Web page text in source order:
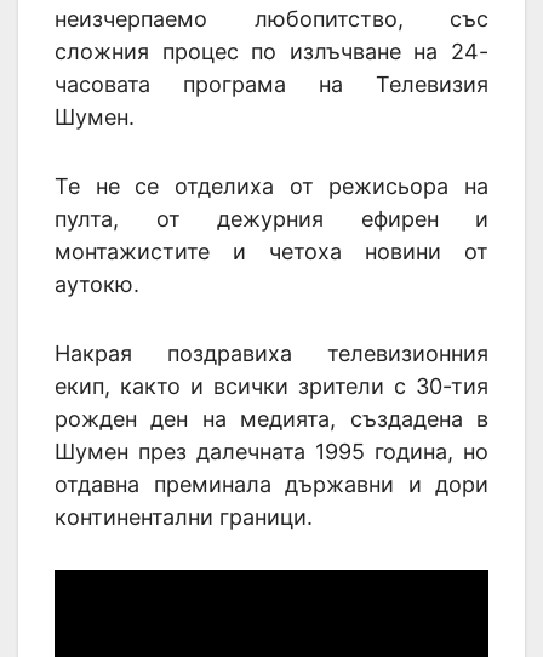
неизчерпаемо любопитство, със
сложния процес по излъчване на 24-
часовата програма на Телевизия
Шумен.
Те не се отделиха от режисьора на
пулта, от дежурния ефирен и
монтажистите и четоха новини от
аутокю.
Накрая поздравиха телевизионния
екип, както и всички зрители с 30-тия
рожден ден на медията, създадена в
Шумен през далечната 1995 година, но
отдавна преминала държавни и дори
континентални граници.